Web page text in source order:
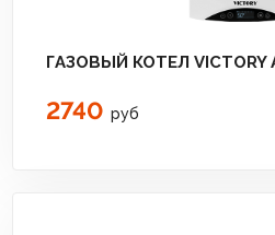
ГАЗОВЫЙ КОТЕЛ VICTORY
2740 руб